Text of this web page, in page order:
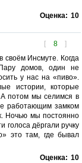
Оценка: 10
[ 8 ]
своём Инсмуте. Когда
домов, один не
у нас на «пиво».
истории, которые
А потом мы селимся в
работающим замком
Ночью мы постоянно
голоса дёргали ручку
это там, где бывал
Оценка: 10